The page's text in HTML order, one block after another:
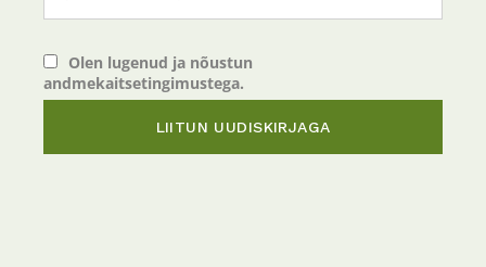
Olen lugenud ja nõustun
andmekaitsetingimustega.